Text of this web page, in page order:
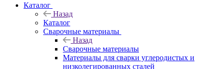
Каталог
Назад
Каталог
Сварочные материалы
Назад
Сварочные материалы
Материалы для сварки углеродистых и
низколегированных сталей